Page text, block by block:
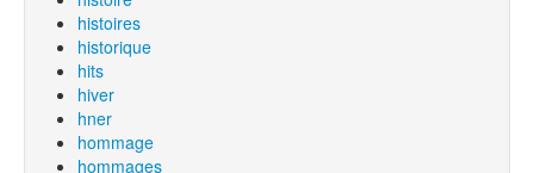
histoires
historique
hits
hiver
hner
hommage
hommages